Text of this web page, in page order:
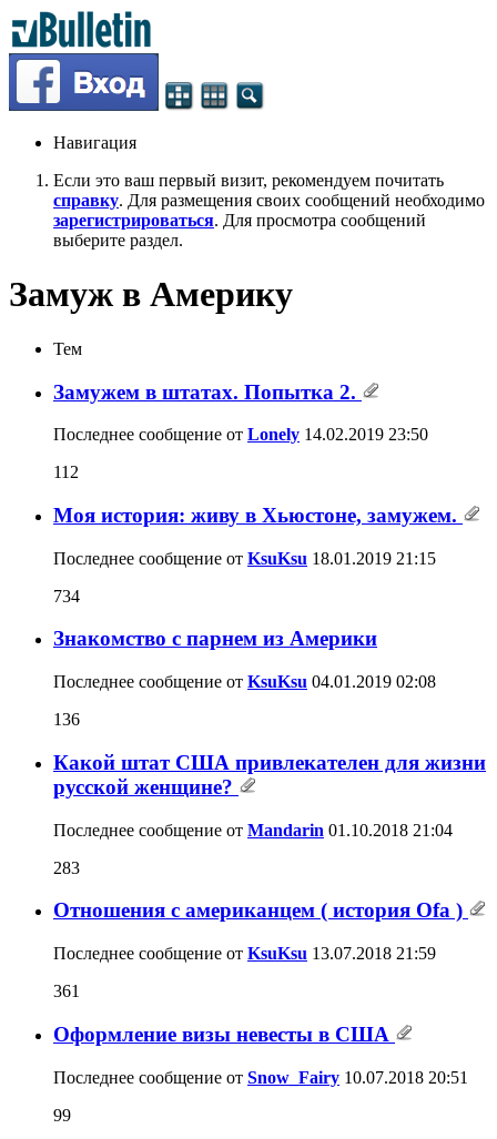
Навигация
Если это ваш первый визит, рекомендуем почитать
справку. Для размещения своих сообщений необходимо
зарегистрироваться. Для просмотра сообщений
выберите раздел.
Замуж в Америку
Тем
Замужем в штатах. Попытка 2.
Последнее сообщение от Lonely 14.02.2019 23:50
112
Моя история: живу в Хьюстоне, замужем.
Последнее сообщение от KsuKsu 18.01.2019 21:15
734
Знакомство с парнем из Америки
Последнее сообщение от KsuKsu 04.01.2019 02:08
136
Какой штат США привлекателен для жизни
русской женщине?
Последнее сообщение от Mandarin 01.10.2018 21:04
283
Отношения с американцем ( история Ofa )
Последнее сообщение от KsuKsu 13.07.2018 21:59
361
Оформление визы невесты в США
Последнее сообщение от Snow_Fairy 10.07.2018 20:51
99